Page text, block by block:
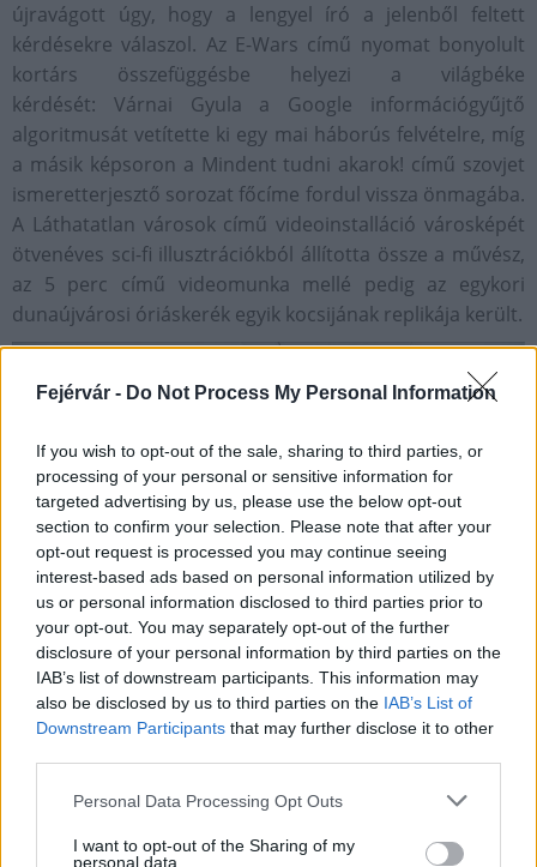
Fejérvár - Do Not Process My Personal Information
If you wish to opt-out of the sale, sharing to third parties, or
processing of your personal or sensitive information for
targeted advertising by us, please use the below opt-out
section to confirm your selection. Please note that after your
opt-out request is processed you may continue seeing
interest-based ads based on personal information utilized by
us or personal information disclosed to third parties prior to
your opt-out. You may separately opt-out of the further
disclosure of your personal information by third parties on the
IAB’s list of downstream participants. This information may
also be disclosed by us to third parties on the IAB’s List of
Downstream Participants that may further disclose it to other
Please note that this website/app uses one or more Google
not limited to your visit or usage behaviour. You may click to
Personal Data Processing Opt Outs
I want to opt-out of the Sharing of my
personal data.
újravágott úgy, hogy a lengyel író a jelenből feltett
kérdésekre válaszol. Az E-Wars című nyomat bonyolult
kortárs összefüggésbe helyezi a világbéke
kérdését: Várnai Gyula a Google információgyűjtő
algoritmusát vetítette ki egy mai háborús felvételre, míg
a másik képsoron a Mindent tudni akarok! című szovjet
ismeretterjesztő sorozat főcíme fordul vissza önmagába.
A Láthatatlan városok című videoinstalláció városképét
ötvenéves sci-fi illusztrációkból állította össze a művész,
az 5 perc című videomunka mellé pedig az egykori
dunaújvárosi óriáskerék egyik kocsijának replikája került.
Chiristine Macel, az idei biennálé főkurátora a Viva Arte
magyar művészek alkotása a főkurátori válogatásba.
A nagyközönség számára szombaton nyíló és november